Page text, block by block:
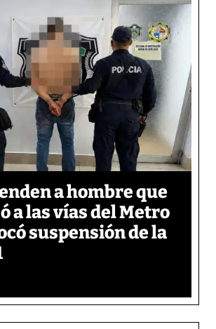
a hombre que
a las vías del Metro
suspensión de la